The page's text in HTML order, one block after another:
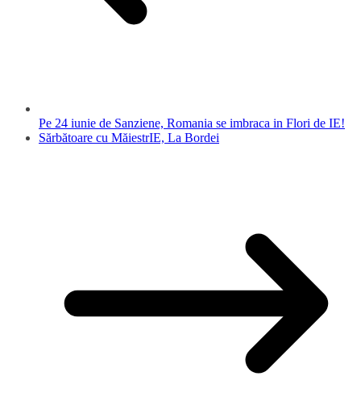
Pe 24 iunie de Sanziene, Romania se imbraca in Flori de IE!
Sărbătoare cu MăiestrIE, La Bordei